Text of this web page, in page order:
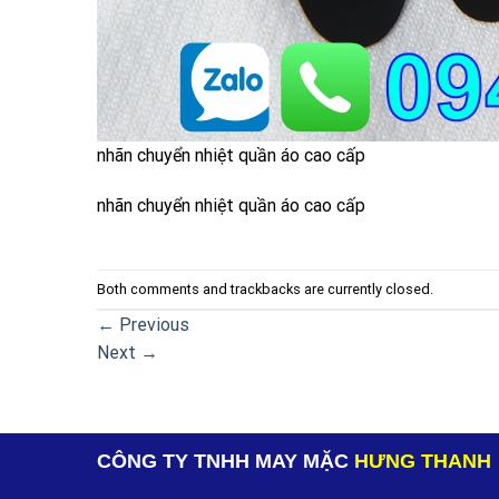
nhãn chuyển nhiệt quần áo cao cấp
nhãn chuyển nhiệt quần áo cao cấp
Both comments and trackbacks are currently closed.
← Previous
Next →
CÔNG TY TNHH MAY MẶC HƯNG THANH